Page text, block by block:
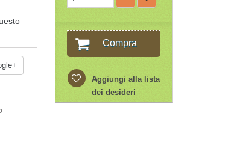
Compra
Aggiungi alla lista
dei desideri